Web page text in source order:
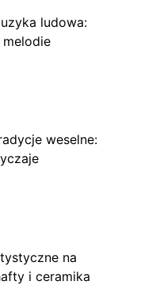
ludowa:
weselne:
na
i ceramika